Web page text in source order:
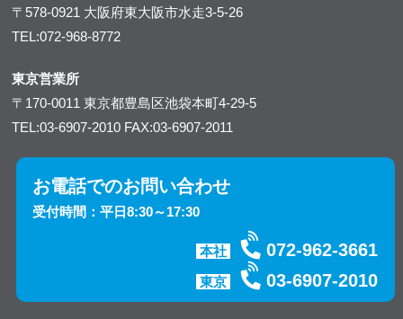
〒578-0921 大阪府東大阪市水走3-5-26
TEL:072-968-8772
東京営業所
〒170-0011東京都豊島区池袋本町4-29-5
TEL:03-6907-2010 FAX:03-6907-2011
お電話でのお問い合わせ
受付時間：平日8:30～17:30
本社 072-962-3661
東京 03-6907-2010